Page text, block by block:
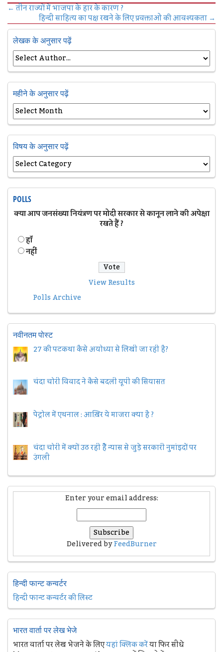
←तीन राज्यों में भाजपा के हार के कारण ?
हिन्दी साहित्य का पक्ष रखने के लिए प्रवक्ताओं की आवश्यकता→
लेखक के अनुसार पढ़ें
महीने के अनुसार पढ़ें
विषय के अनुसार पढ़ें
POLLS
क्या आप जनसंख्या नियंत्रण पर मोदी सरकार से कानून लाने की अपेक्षा
रखते हैं ?
हॉं
नहीं
View Results
Polls Archive
नवीनतम पोस्ट
27 की पटकथा कैसे अयोध्या से लिखी जा रही है?
चंदा चोरी विवाद ने कैसे बदली यूपी की सियासत
पेट्रोल में एथनाल : आख़िर ये माजरा क्या है ?
चंदा चोरी में क्यों उठ रही हैैं न्यास से जुड़े सरकारी नुमांइदों पर
उंगली
Enter your email address:
Delivered byFeedBurner
हिन्दी फान्ट कन्वर्टर
हिन्दी फान्ट कन्वर्टर की लिस्ट
भारत वार्ता पर लेख भेजे
भारत वार्ता पर लेख भेजने के लिएयहां क्लिक करेंया फिर सीधे